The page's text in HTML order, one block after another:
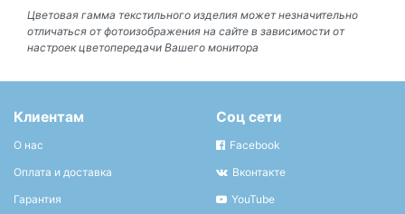
Цветовая гамма текстильного изделия может незначительно
отличаться от фотоизображения на сайте в зависимости от
настроек цветопередачи Вашего монитора
Клиентам
О нас
Оплата и доставка
Гарантия
Соц сети
Facebook
Вконтакте
YouTube